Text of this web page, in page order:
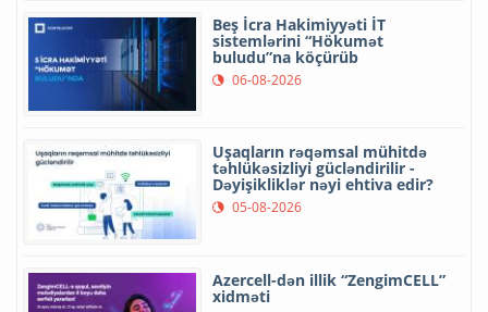
Beş İcra Hakimiyyəti İT
sistemlərini “Hökumət
buludu”na köçürüb
06-08-2026
Uşaqların rəqəmsal mühitdə
təhlükəsizliyi gücləndirilir -
Dəyişikliklər nəyi ehtiva edir?
05-08-2026
Azercell-dən illik “ZengimCELL”
xidməti